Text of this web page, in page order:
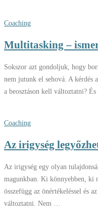
Coaching
Multitasking –
Sokszor azt gondoljuk, hogy
nem jutunk el sehová. A kérdés
a beosztáson kell változtatni? És
Coaching
Az irigység
Az irigység egy olyan
magunkban. Ki könnyebben, ki
összefügg az önértékeléssel és
változtatni. Nem …